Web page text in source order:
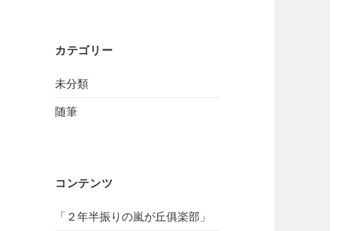
カテゴリー
未分類
随筆
コンテンツ
「２年半振りの嵐が丘俱楽部」